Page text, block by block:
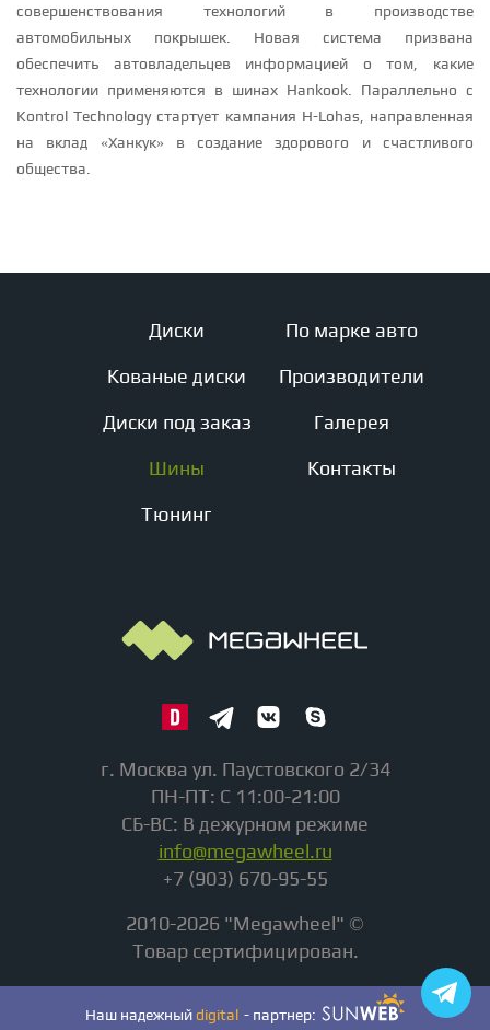
совершенствования технологий в производстве
автомобильных покрышек. Новая система призвана
обеспечить автовладельцев информацией о том, какие
технологии применяются в шинах Hankook. Параллельно с
Kontrol Technology стартует кампания H-Lohas, направленная
на вклад «Ханкук» в создание здорового и счастливого
общества.
Диски
Кованые диски
Диски под заказ
Шины
Тюнинг
По марке авто
Производители
Галерея
Контакты
г. Москва ул. Паустовского 2/34
ПН-ПТ: С 11:00-21:00
СБ-ВС: В дежурном режиме
info@megawheel.ru
+7 (903) 670-95-55
2010-2026 "Megawheel" ©
Товар сертифицирован.
Наш надежныйdigital - партнер: